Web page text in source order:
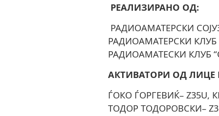
РЕАЛИЗИРАНО ОД:
РАДИОАМАТЕРСКИ
РАДИОАМАТЕРСКИ
РАДИОАМАТЕСКИ КЛУБ
АКТИВАТОРИ ОД ЛИЦЕ
ЃОКО ЃОРГЕВИЌ– Z35U,
ТОДОР ТОДОРОВСКИ–